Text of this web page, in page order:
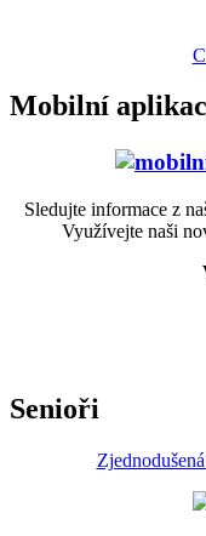
Mobilní
Sledujte informace z
Využívejte naši
Senioři